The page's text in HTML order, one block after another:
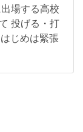
場する高校
投げる・打
じめは緊張